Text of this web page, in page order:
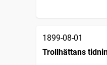
1899-08-01
Trollhättans